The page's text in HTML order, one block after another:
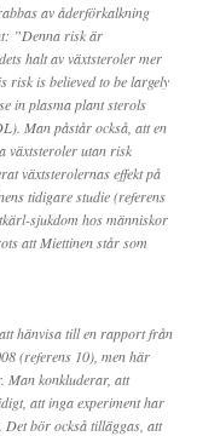
av åderförkalkning
”Denna risk är
halt av växtsteroler mer
risk is believed to be largely
in plasma plant sterols
Man påstår också, att en
växtsteroler utan risk
växtsterolernas effekt på
tidigare studie (referens
sjukdom hos människor
att Miettinen står som
hänvisa till en rapport från
(referens 10), men här
Man konkluderar, att
att inga experiment har
bör också tilläggas, att